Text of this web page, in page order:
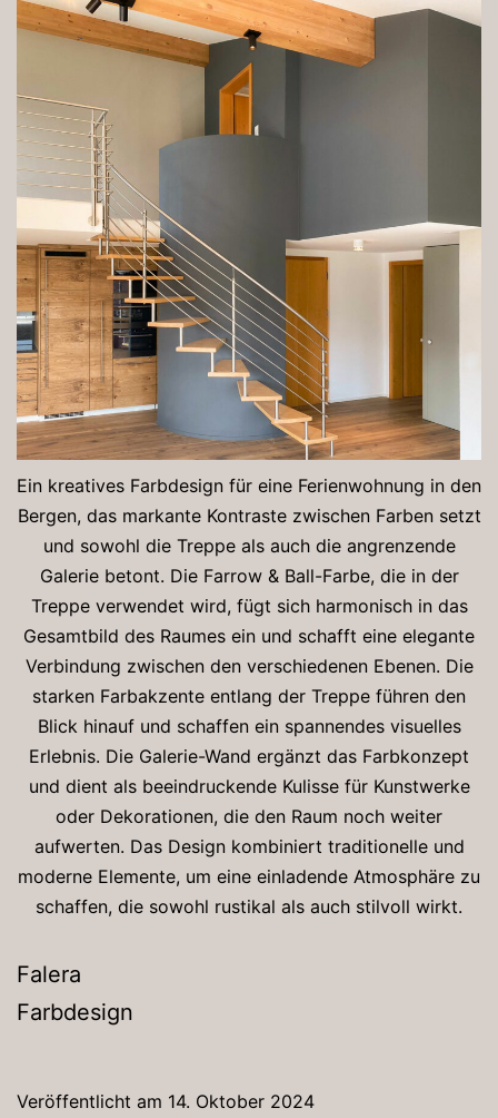
Ein kreatives Farbdesign für eine Ferienwohnung in den
Bergen, das markante Kontraste zwischen Farben setzt
und sowohl die Treppe als auch die angrenzende
Galerie betont. Die Farrow & Ball-Farbe, die in der
Treppe verwendet wird, fügt sich harmonisch in das
Gesamtbild des Raumes ein und schafft eine elegante
Verbindung zwischen den verschiedenen Ebenen. Die
starken Farbakzente entlang der Treppe führen den
Blick hinauf und schaffen ein spannendes visuelles
Erlebnis. Die Galerie-Wand ergänzt das Farbkonzept
und dient als beeindruckende Kulisse für Kunstwerke
oder Dekorationen, die den Raum noch weiter
aufwerten. Das Design kombiniert traditionelle und
moderne Elemente, um eine einladende Atmosphäre zu
schaffen, die sowohl rustikal als auch stilvoll wirkt.
Falera
Farbdesign
Veröffentlicht am 14. Oktober 2024